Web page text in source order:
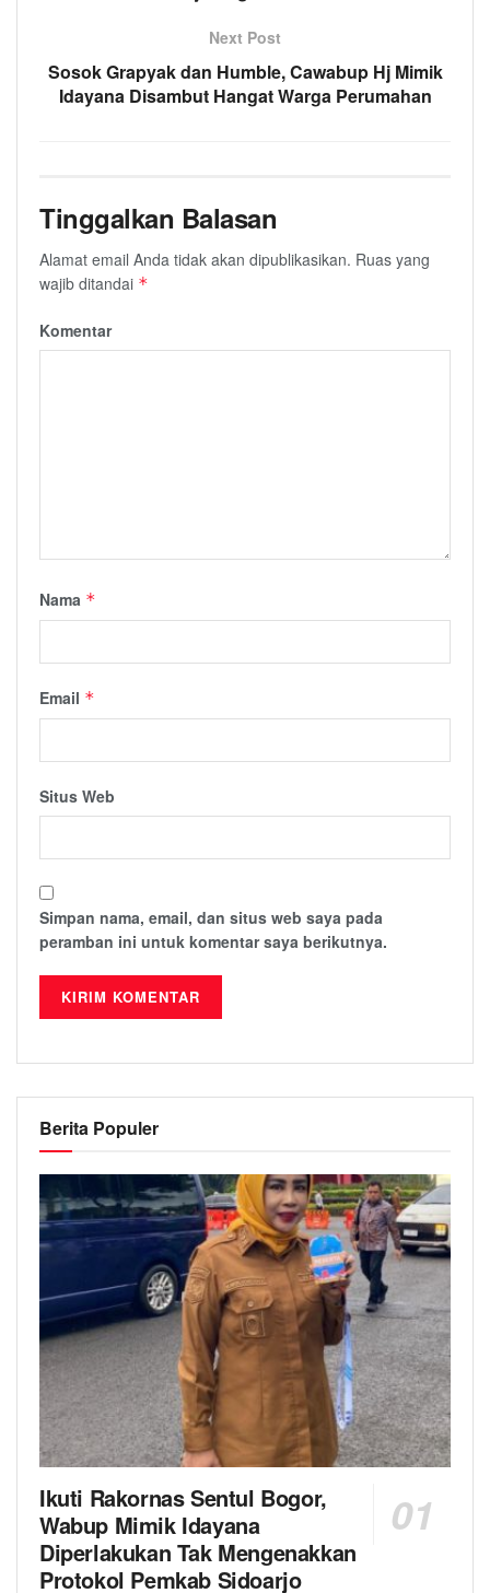
Next Post
Sosok Grapyak dan Humble, Cawabup Hj Mimik
Idayana Disambut Hangat Warga Perumahan
Tinggalkan Balasan
Alamat email Anda tidak akan dipublikasikan. Ruas yang
wajib ditandai *
Komentar
Nama *
Email *
Situs Web
Simpan nama, email, dan situs web saya pada
peramban ini untuk komentar saya berikutnya.
Berita Populer
Ikuti Rakornas Sentul Bogor,
Wabup Mimik Idayana
Diperlakukan Tak Mengenakkan
Protokol Pemkab Sidoarjo